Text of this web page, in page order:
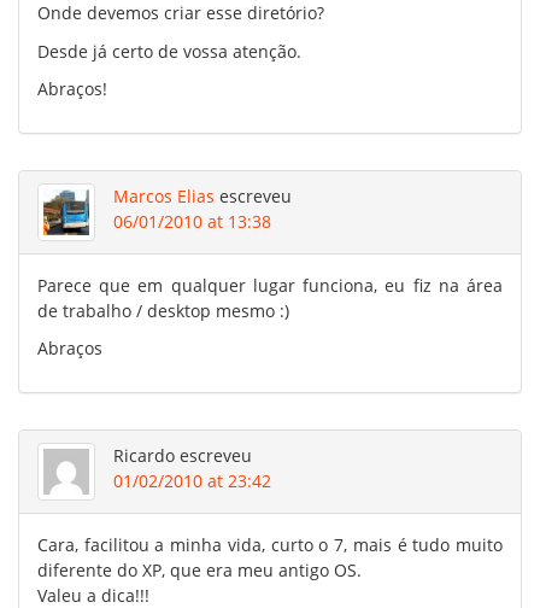
Onde devemos criar esse diretório?
Desde já certo de vossa atenção.
Abraços!
Marcos Elias escreveu
06/01/2010 at 13:38
Parece que em qualquer lugar funciona, eu fiz na área
de trabalho / desktop mesmo :)
Abraços
Ricardo escreveu
01/02/2010 at 23:42
Cara, facilitou a minha vida, curto o 7, mais é tudo muito
diferente do XP, que era meu antigo OS.
Valeu a dica!!!